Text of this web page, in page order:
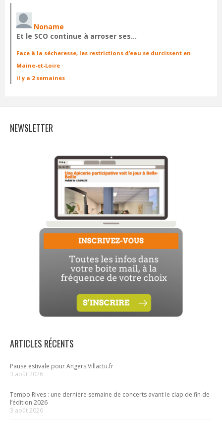
Noname
Et le SCO continue à arroser ses…
Face à la sécheresse, les restrictions d’eau se durcissent en
Maine-et-Loire ·
il y a 2 semaines
NEWSLETTER
ARTICLES RÉCENTS
Pause estivale pour Angers.Villactu.fr
3 août 2026
Tempo Rives : une dernière semaine de concerts avant le clap de fin de
l’édition 2026
3 août 2026